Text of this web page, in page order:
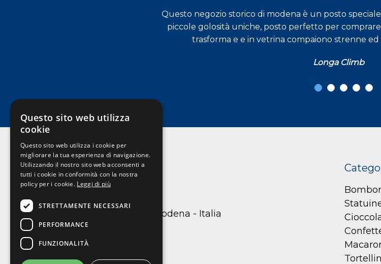
Questo negozio storico di modena è un posto
piccole golosità uniche, posto perfetto per
trasforma e e in vetrina compaiono strenne
Longa Climb
Nobilita
C.so Canalchiaro 105 41121 Modena - Italia
059217717
info@nobilita.it
Questo sito web utilizza
cookie
Questo sito web utilizza i cookie per
migliorare la tua esperienza di navigazione.
Utilizzando il nostro sito web acconsenti a
tutti i cookie in conformità con la nostra
policy per i cookie. Leggi di più
STRETTAMENTE NECESSARI
PERFORMANCE
FUNZIONALITÀ